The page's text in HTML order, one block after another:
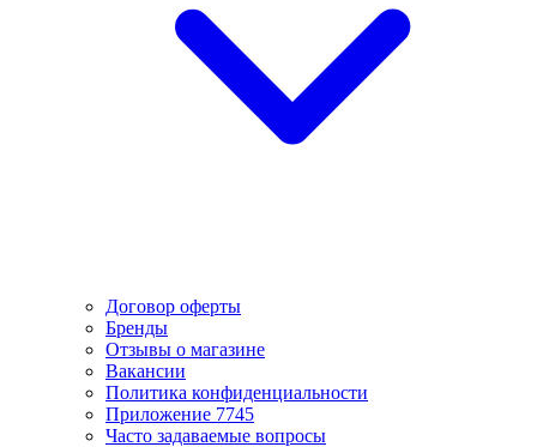
Договор оферты
Бренды
Отзывы о магазине
Вакансии
Политика конфиденциальности
Приложение 7745
Часто задаваемые вопросы